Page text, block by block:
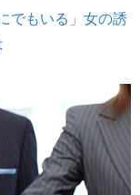
でもいる」女の誘